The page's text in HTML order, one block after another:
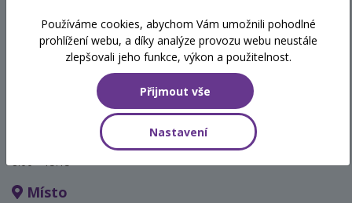
Péče o osoby s demencí,
Alzheimerova choroba
8:00 - 15:15
Místo
Používáme cookies, abychom Vám umožnili pohodlné
prohlížení webu, a díky analýze provozu webu neustále
zlepšovali jeho funkce, výkon a použitelnost.
Přijmout vše
Nastavení